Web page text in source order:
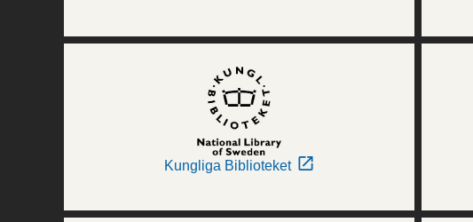
Kungliga Biblioteket